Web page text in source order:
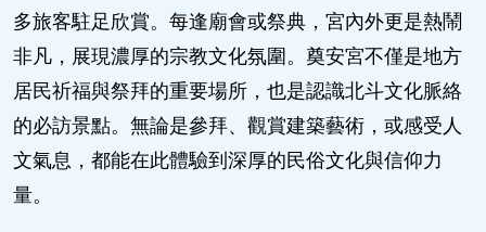
多旅客駐足欣賞。每逢廟會或祭典，宮內外更是熱鬧
非凡，展現濃厚的宗教文化氛圍。奠安宮不僅是地方
居民祈福與祭拜的重要場所，也是認識北斗文化脈絡
的必訪景點。無論是參拜、觀賞建築藝術，或感受人
文氣息，都能在此體驗到深厚的民俗文化與信仰力
量。